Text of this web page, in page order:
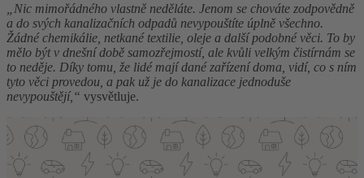
„Nic mimořádného vlastně neděláte. Jenom se chováte zodpovědně
a do svých kanalizačních odpadů nevypouštíte úplně všechno.
Žádné chemikálie, netkané textilie, oleje a další podobné věci. To by
mělo být v dnešní době samozřejmostí, ale kvůli velkým čistírnám se
to neděje. Díky tomu, že lidé mají dané zařízení doma, vidí, co s ním
tyto věci provedou, a pak už je do kanalizace jednoduše
nevypouštějí,“ vysvětluje.